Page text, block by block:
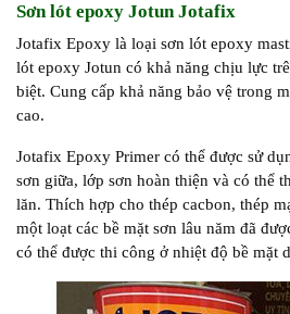
Sơn lót epoxy Jotun Jotafix
Jotafix Epoxy là loại sơn lót epoxy
lót epoxy Jotun có khả năng chịu lực
biệt. Cung cấp khả năng bảo vệ trong
cao.
Jotafix Epoxy Primer có thể được sử
sơn giữa, lớp sơn hoàn thiện và có thể
lăn. Thích hợp cho thép cacbon, thép
một loạt các bề mặt sơn lâu năm đã
có thể được thi công ở nhiệt độ bề mặt